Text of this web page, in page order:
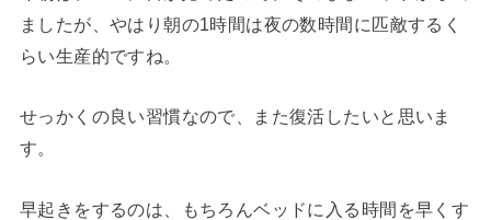
ましたが、やはり朝の1時間は夜の数時間に匹敵するく
らい生産的ですね。
せっかくの良い習慣なので、また復活したいと思いま
す。
早起きをするのは、もちろんベッドに入る時間を早くす